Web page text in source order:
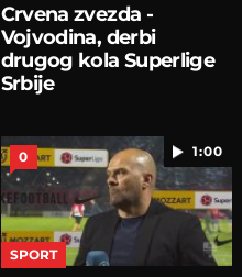
Crvena zvezda -
Vojvodina, derbi
drugog kola Superlige
Srbije
1:00
0
SPORT